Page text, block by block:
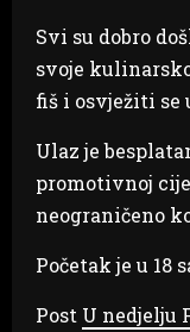
Svi su dobro
svoje
fiš i osvježiti se
Ulaz je
promotivnoj
neograničeno
Početak je u 18
Post U nedjelju